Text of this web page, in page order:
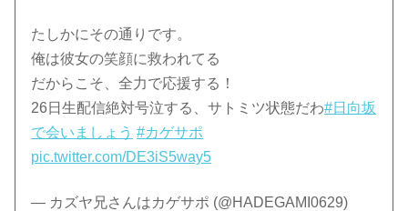
たしかにその通りです。
俺は彼女の笑顔に救われてる
だからこそ、全力で応援する！
26日生配信絶対号泣する、サトミツ状態だわ#日向坂
で会いましょう #カゲサポ
pic.twitter.com/DE3iS5way5
— カズヤ兄さんはカゲサポ (@HADEGAMI0629)